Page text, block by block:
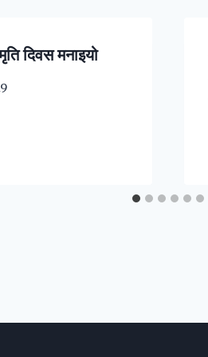
दिवस मनाइयो